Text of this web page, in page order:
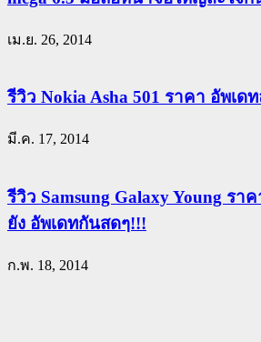
เม.ย. 26, 2014
รีวิว Nokia Asha 501 ราคา อัพเด
มี.ค. 17, 2014
รีวิว Samsung Galaxy Young ร
ยัง อัพเดทกันสดๆ!!!
ก.พ. 18, 2014